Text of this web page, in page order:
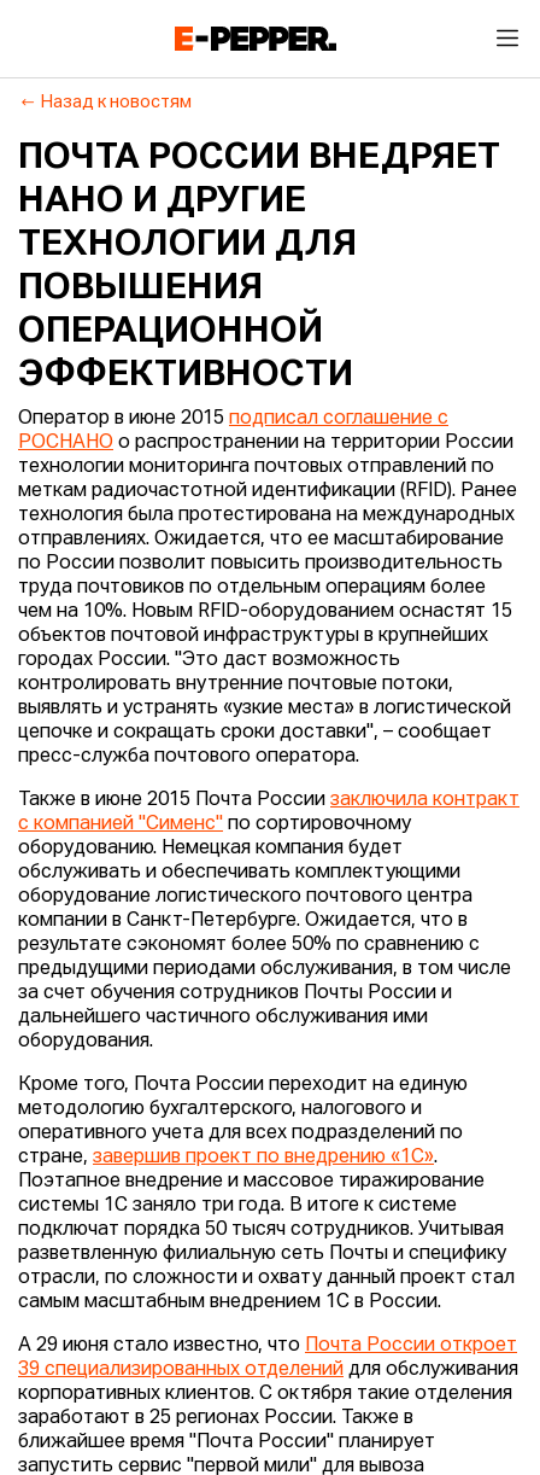
Назад к новостям
ПОЧТА РОССИИ ВНЕДРЯЕТ
НАНО И ДРУГИЕ
ТЕХНОЛОГИИ ДЛЯ
ПОВЫШЕНИЯ
ОПЕРАЦИОННОЙ
ЭФФЕКТИВНОСТИ
Оператор в июне 2015 подписал соглашение с
РОСНАНО о распространении на территории России
технологии мониторинга почтовых отправлений по
меткам радиочастотной идентификации (RFID). Ранее
технология была протестирована на международных
отправлениях. Ожидается, что ее масштабирование
по России позволит повысить производительность
труда почтовиков по отдельным операциям более
чем на 10%. Новым RFID-оборудованием оснастят 15
объектов почтовой инфраструктуры в крупнейших
городах России. "Это даст возможность
контролировать внутренние почтовые потоки,
выявлять и устранять «узкие места» в логистической
цепочке и сокращать сроки доставки", – сообщает
пресс-служба почтового оператора.
Также в июне 2015 Почта России заключила контракт
с компанией "Сименс" по сортировочному
оборудованию. Немецкая компания будет
обслуживать и обеспечивать комплектующими
оборудование логистического почтового центра
компании в Санкт-Петербурге. Ожидается, что в
результате сэкономят более 50% по сравнению с
предыдущими периодами обслуживания, в том числе
за счет обучения сотрудников Почты России и
дальнейшего частичного обслуживания ими
оборудования.
Кроме того, Почта России переходит на единую
методологию бухгалтерского, налогового и
оперативного учета для всех подразделений по
стране, завершив проект по внедрению «1С».
Поэтапное внедрение и массовое тиражирование
системы 1С заняло три года. В итоге к системе
подключат порядка 50 тысяч сотрудников. Учитывая
разветвленную филиальную сеть Почты и специфику
отрасли, по сложности и охвату данный проект стал
самым масштабным внедрением 1С в России.
А 29 июня стало известно, что
Почта России откроет
39 специализированных отделений для обслуживания
корпоративных клиентов. С октября такие отделения
заработают в 25 регионах России. Также в
ближайшее время "Почта России" планирует
запустить сервис "первой мили" для вывоза